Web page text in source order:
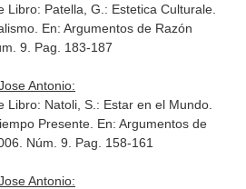
Libro: Patella, G.: Estetica Culturale.
En: Argumentos de Razón
9. Pag. 183-187
Antonio:
Libro: Natoli, S.: Estar en el Mundo.
Presente. En: Argumentos de
Núm. 9. Pag. 158-161
Antonio: